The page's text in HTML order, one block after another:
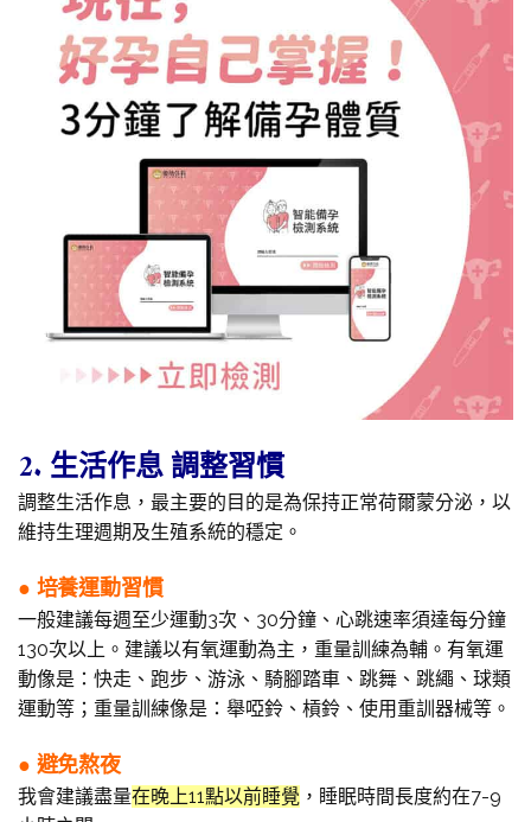
2. 生活作息 調整習慣
調整生活作息，最主要的目的是為保持正常荷爾蒙分泌，以
維持生理週期及生殖系統的穩定。
● 培養運動習慣
一般建議每週至少運動3次、30分鐘、心跳速率須達每分鐘
130次以上。建議以有氧運動為主，重量訓練為輔。有氧運
動像是：快走、跑步、游泳、騎腳踏車、跳舞、跳繩、球類
運動等；重量訓練像是：舉啞鈴、槓鈴、使用重訓器械等。
● 避免熬夜
我會建議盡量在晚上11點以前睡覺 ，睡眠時間長度約在7-9